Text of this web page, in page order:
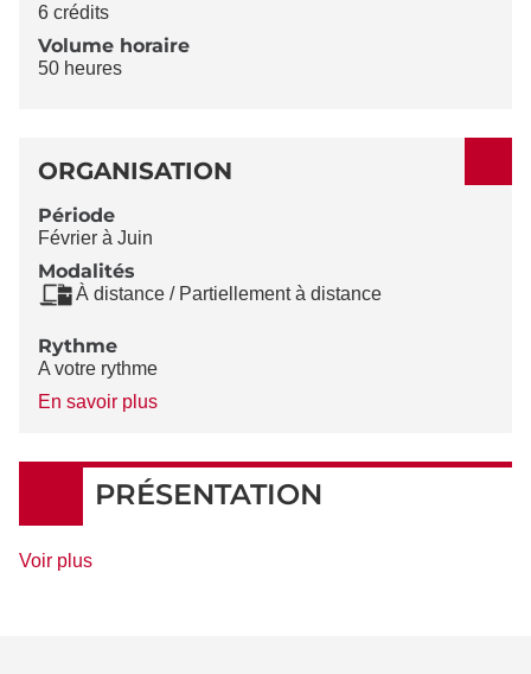
6 crédits
Volume horaire
50 heures
ORGANISATION
Période
Février à Juin
Modalités
À distance / Partiellement à distance
Rythme
A votre rythme
En savoir plusà
Rythme
PRÉSENTATION
Voir plusde